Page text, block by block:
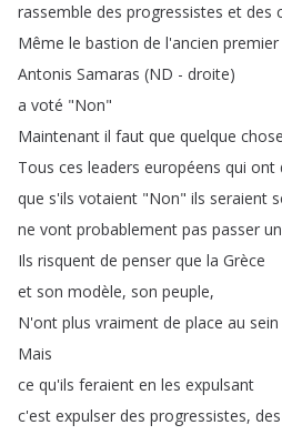
rassemble des progressistes et des
Même le bastion de l'ancien premier
Antonis Samaras (ND - droite)
a voté "Non"
Maintenant il faut que quelque chose
Tous ces leaders européens qui ont
que s'ils votaient "Non" ils seraient
ne vont probablement pas passer un
Ils risquent de penser que la Grèce
et son modèle, son peuple,
N'ont plus vraiment de place au sein
Mais
ce qu'ils feraient en les expulsant
c'est expulser des progressistes, des